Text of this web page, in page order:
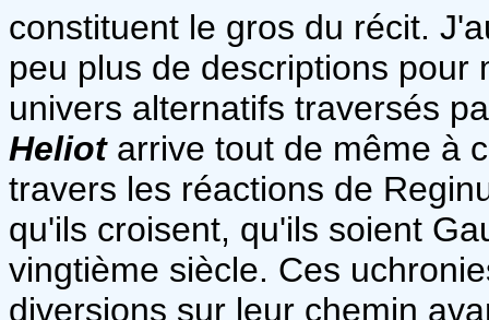
constituent le gros du récit.
peu plus de descriptions pour
univers alternatifs traversés
Heliotarrive tout de même à
travers les réactions de
qu'ils croisent, qu'ils soient
vingtième siècle. Ces
diversions sur leur chemin